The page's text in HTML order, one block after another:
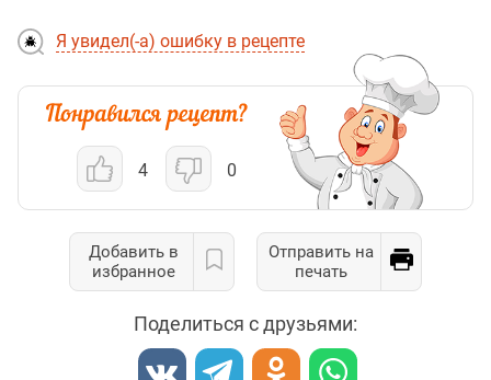
Я увидел(-а) ошибку в рецепте
4 0
Добавить в
избранное
Отправить на
печать
Поделиться с друзьями: